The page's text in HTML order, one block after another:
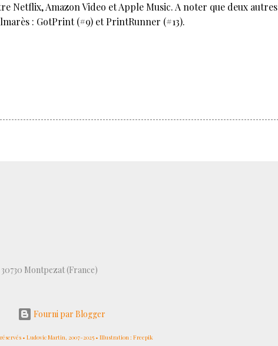
Netflix, Amazon Video et Apple Music. A noter que deux autres
: GotPrint (#9) et PrintRunner (#13).
Montpezat (France)
Fourni par Blogger
• Ludovic Martin, 2007-2025 • Illustration : Freepik